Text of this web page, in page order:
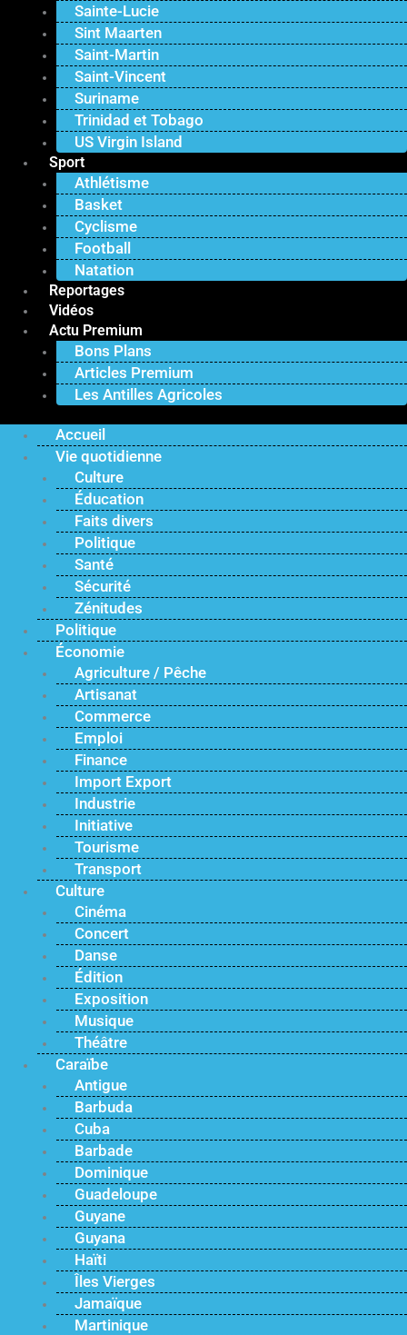
Sainte-Lucie
Sint Maarten
Saint-Martin
Saint-Vincent
Suriname
Trinidad et Tobago
US Virgin Island
Sport
Athlétisme
Basket
Cyclisme
Football
Natation
Reportages
Vidéos
Actu Premium
Bons Plans
Articles Premium
Les Antilles Agricoles
Accueil
Vie quotidienne
Culture
Éducation
Faits divers
Politique
Santé
Sécurité
Zénitudes
Politique
Économie
Agriculture / Pêche
Artisanat
Commerce
Emploi
Finance
Import Export
Industrie
Initiative
Tourisme
Transport
Culture
Cinéma
Concert
Danse
Édition
Exposition
Musique
Théâtre
Caraïbe
Antigue
Barbuda
Cuba
Barbade
Dominique
Guadeloupe
Guyane
Guyana
Haïti
Îles Vierges
Jamaïque
Martinique